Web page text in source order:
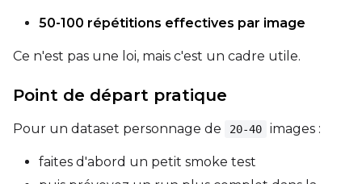
50-100 répétitions effectives par image
Ce n'est pas une loi, mais c'est un cadre utile.
Point de départ pratique
Pour un dataset personnage de 20-40 images :
faites d'abord un petit smoke test